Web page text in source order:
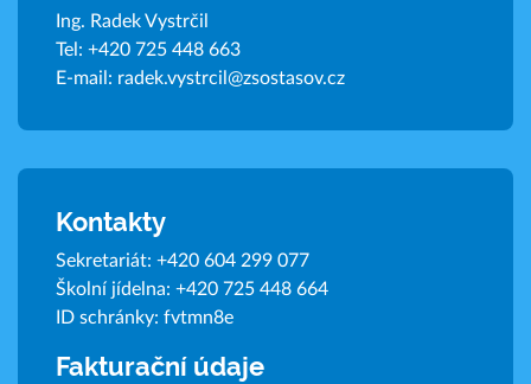
Ing. Radek Vystrčil
Tel: +420 725 448 663
E-mail: radek.vystrcil@zsostasov.cz
Kontakty
Sekretariát: +420 604 299 077
Školní jídelna: +420 725 448 664
ID schránky: fvtmn8e
Fakturační údaje